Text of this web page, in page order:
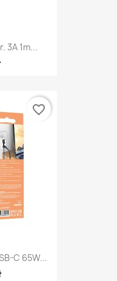
3A 1m...
C 65W...
favorite_border